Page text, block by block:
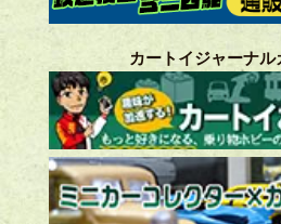
カートイジャーナル